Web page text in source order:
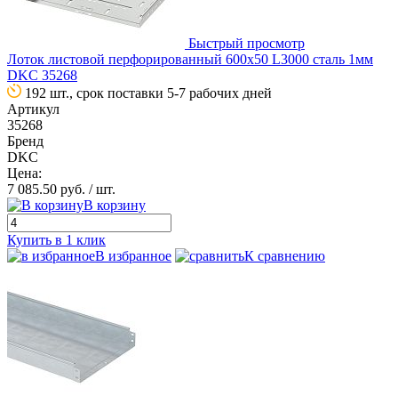
Быстрый просмотр
Лоток листовой перфорированный 600х50 L3000 сталь 1мм
DKC 35268
192 шт., срок поставки 5-7 рабочих дней
Артикул
35268
Бренд
DKC
Цена:
7 085.50 руб. / шт.
В корзину
Купить в 1 клик
В избранное
К сравнению